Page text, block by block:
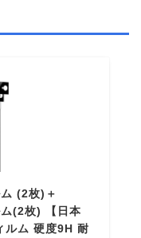
(2枚)＋
(2枚) 【日本
ルム 硬度9H 耐